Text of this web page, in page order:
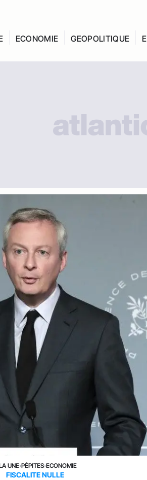
ECONOMIE GEOPOLITIQUE
UNE›PÉPITES›ECONOMIE
FISCALITE NULLE